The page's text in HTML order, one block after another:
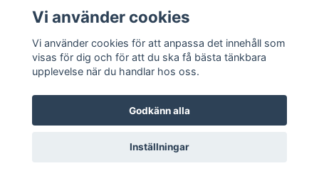
Sociala medier
© 2026 Star Crystalline Powered by Quickbutik
Vi använder cookies
Vi använder cookies för att anpassa det innehåll som
visas för dig och för att du ska få bästa tänkbara
upplevelse när du handlar hos oss.
Godkänn alla
Inställningar